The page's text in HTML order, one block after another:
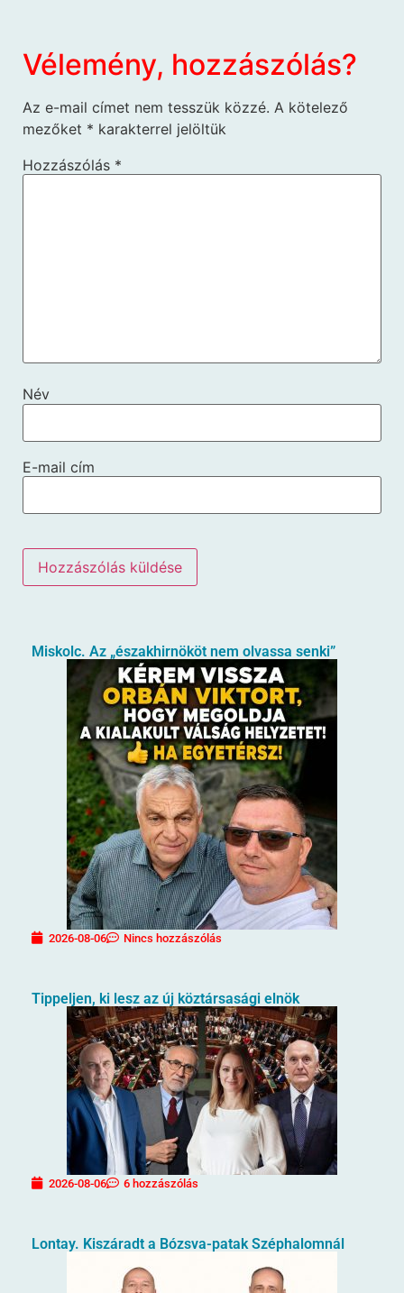
Vélemény, hozzászólás?
Az e-mail címet nem tesszük közzé. A kötelező
mezőket * karakterrel jelöltük
Hozzászólás *
Név
E-mail cím
Miskolc. Az „északhirnököt nem olvassa senki”
2026-08-06 Nincs hozzászólás
Tippeljen, ki lesz az új köztársasági elnök
2026-08-06 6 hozzászólás
Lontay. Kiszáradt a Bózsva-patak Széphalomnál